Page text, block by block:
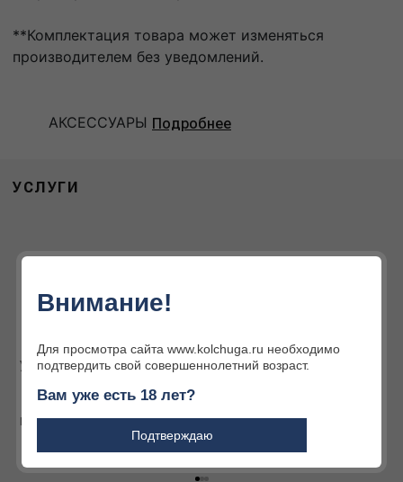
**Комплектация товара может изменяться
производителем без уведомлений.
АКСЕССУАРЫ Подробнее
УСЛУГИ
Услуги наших партнёров
Подробнее
Интернет-магазин
активного отдыха
Внимание!
Для просмотра сайта www.kolchuga.ru необходимо
подтвердить свой совершеннолетний возраст.
Вам уже есть 18 лет?
Подтверждаю